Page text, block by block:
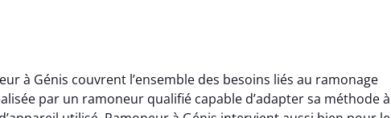
à Génis couvrent l’ensemble des besoins liés au ramonage
par un ramoneur qualifié capable d’adapter sa méthode à